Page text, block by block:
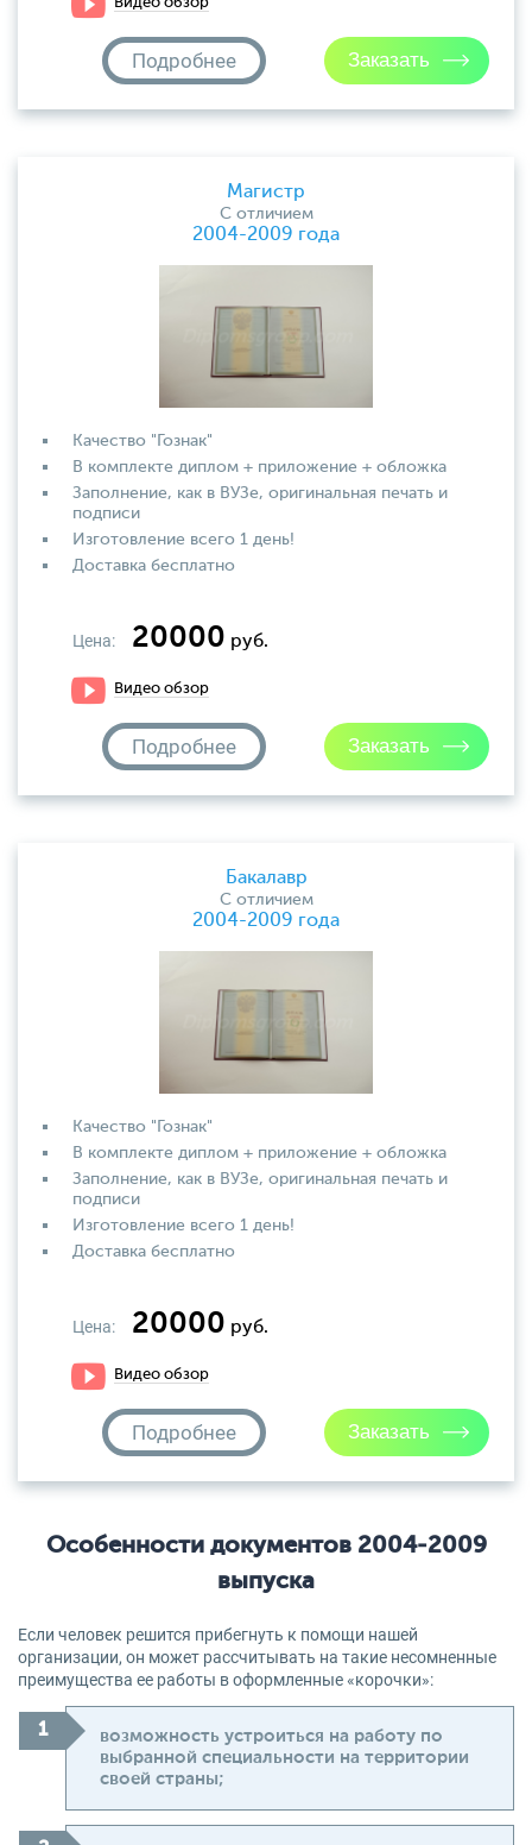
Подробнее
Магистр
С отличием
2004-2009 года
Качество "Гознак"
В комплекте диплом + приложение + обложка
Заполнение, как в ВУЗе, оригинальная печать и
подписи
Изготовление всего 1 день!
Доставка бесплатно
Цена: 20000 руб.
Видео обзор
Подробнее
Бакалавр
С отличием
2004-2009 года
Качество "Гознак"
В комплекте диплом + приложение + обложка
Заполнение, как в ВУЗе, оригинальная печать и
подписи
Изготовление всего 1 день!
Доставка бесплатно
Цена: 20000 руб.
Видео обзор
Подробнее
Особенности документов 2004-2009
выпуска
Если человек решится прибегнуть к помощи нашей
организации, он может рассчитывать на такие несомненные
преимущества ее работы в оформленные «корочки»:
возможность устроиться на работу по
выбранной специальности на территории
своей страны;